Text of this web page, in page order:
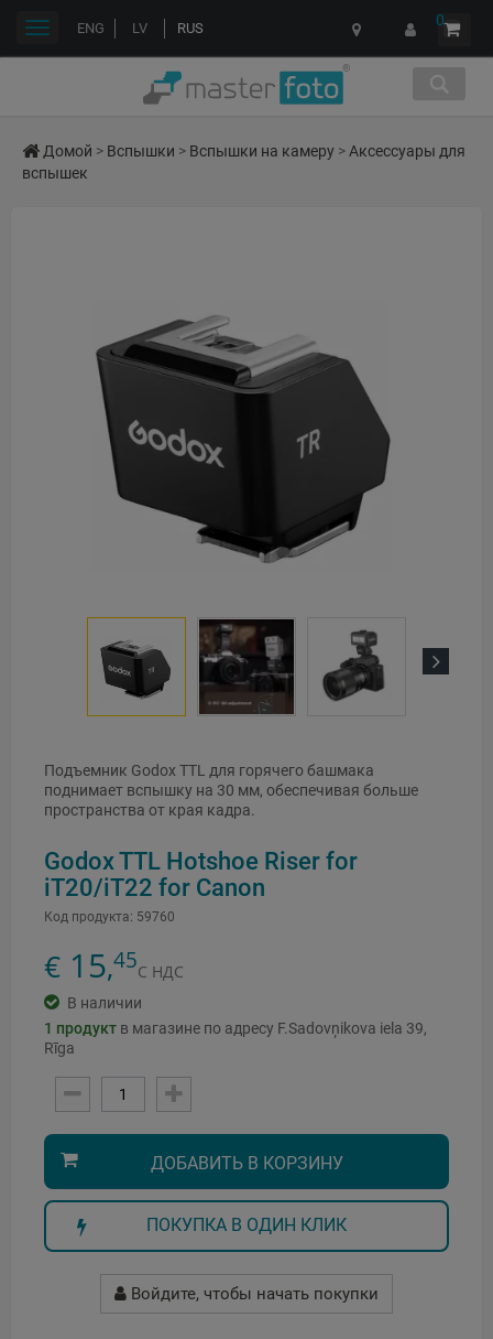
ENG LV RUS 0
Переключить
Домой > Вспышки > Вспышки на камеру >Аксессуары для
вспышек
Подъемник Godox TTL для горячего башмака
поднимает вспышку на 30 мм, обеспечивая больше
пространства от края кадра.
Godox TTL Hotshoe Riser for
iT20/iT22 for Canon
Код продукта: 59760
€ 15,45С НДС
В наличии
1 продукт в магазине по адресу F.Sadovņikova iela 39,
Rīga
ДОБАВИТЬ В КОРЗИНУ
ПОКУПКА В ОДИН КЛИК
Войдите, чтобы начать покупки